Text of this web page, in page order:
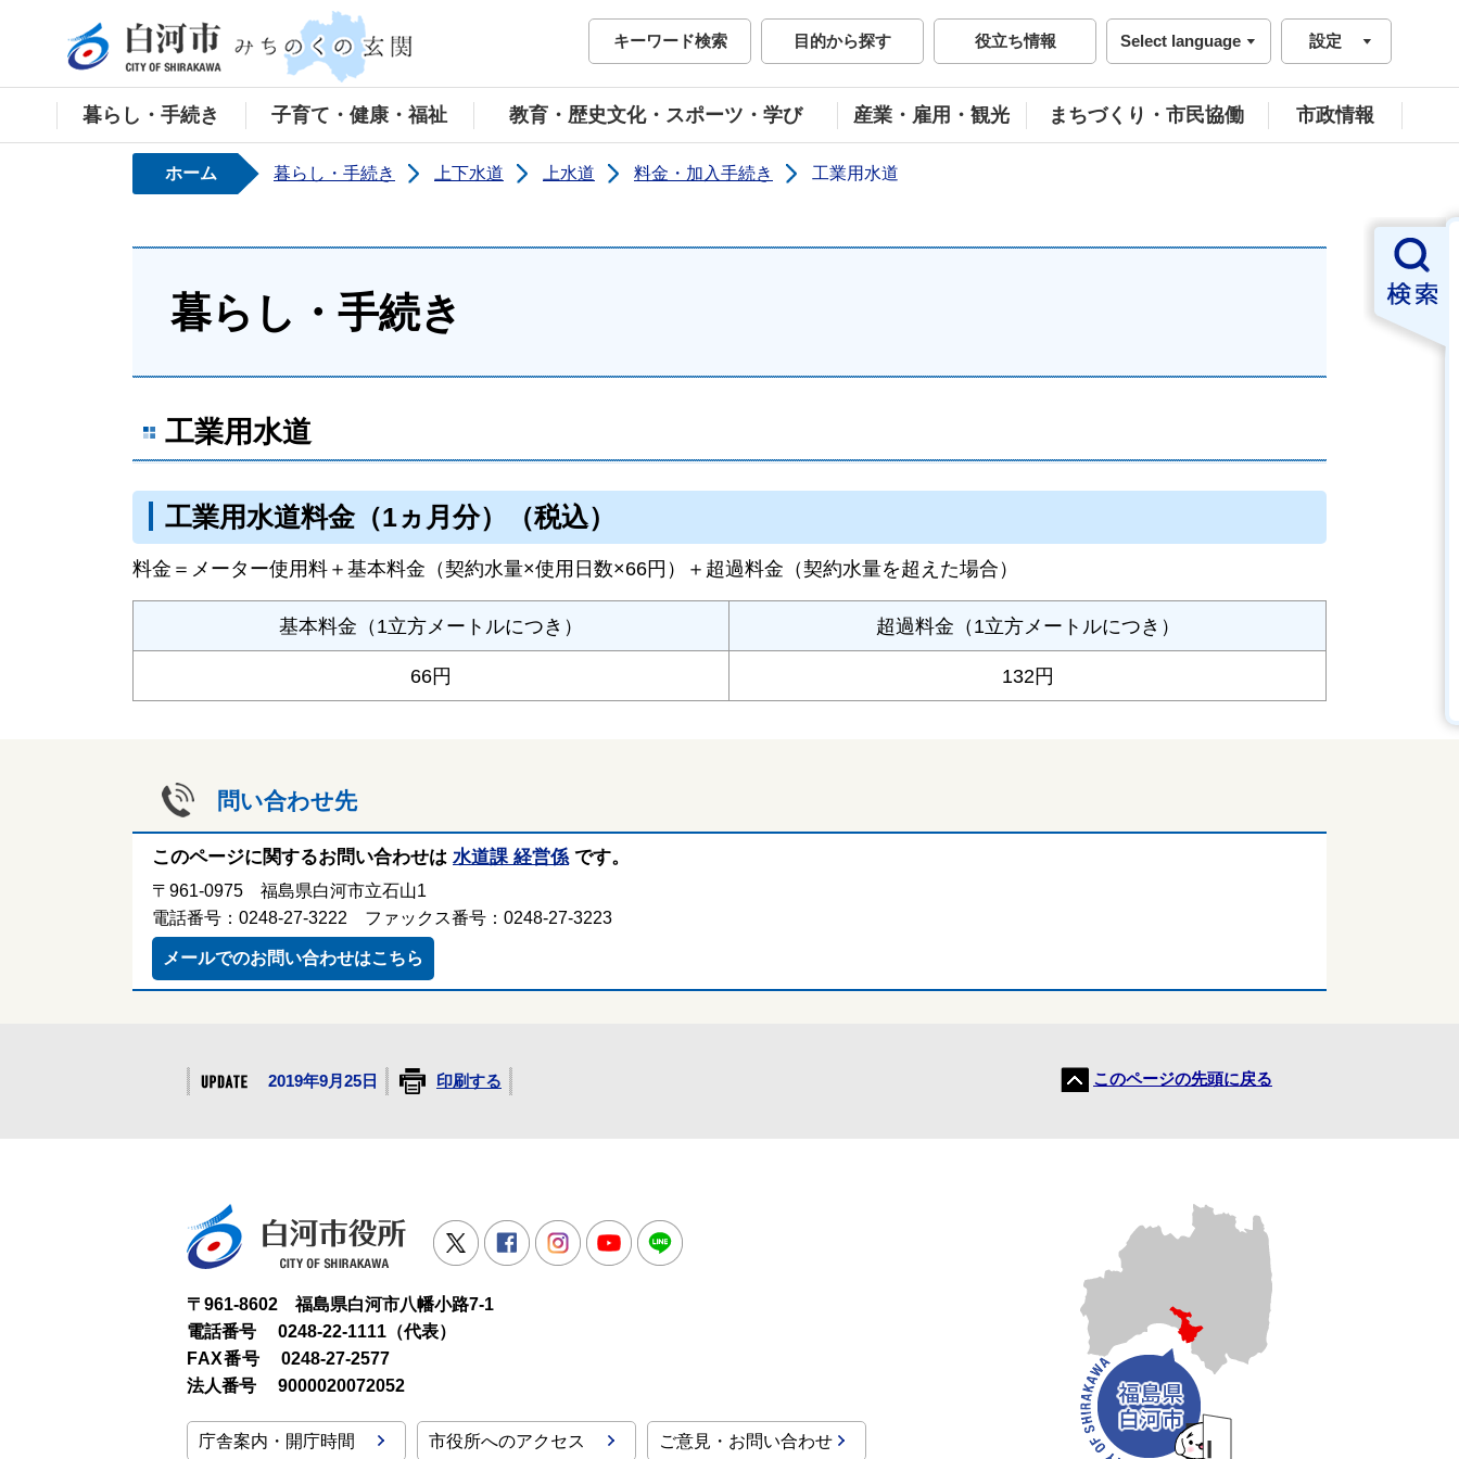
白河市公式ホームページ
キーワード検索
目的から探す 役立ち情報 Select language 設定
暮らし・手続き 子育て・健康・福祉 教育・歴史文化・スポーツ・学び 産業・雇用・観光 まちづくり・市民協働 市政情報
ホーム 暮らし・手続き 上下水道 上水道 料金・加入手続き 工業用水道
暮らし・手続き
工業用水道
工業用水道料金（1ヵ月分）（税込）
料金＝メーター使用料＋基本料金（契約水量×使用日数×66円）＋超過料金（契約水量を超えた場合）
基本料金（1立方メートルにつき） 超過料金（1立方メートルにつき）
66円 132円
問い合わせ先
このページに関するお問い合わせは 水道課 経営係 です。
〒961-0975 福島県白河市立石山1
電話番号：0248-27-3222 ファックス番号：0248-27-3223
メールでのお問い合わせはこちら
2019年9月25日 印刷する このページの先頭に戻る
白河市役所
Twitter FacebookInstagramYoutube
〒961-8602 福島県白河市八幡小路7-1
電話番号
0248-22-1111（代表）
FAX番号
0248-27-2577
法人番号
9000020072052
庁舎案内・開庁時間 市役所へのアクセス ご意見・お問い合わせ